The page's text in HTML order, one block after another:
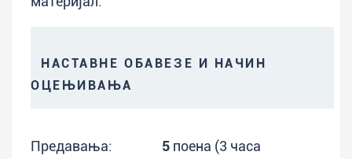
НАСТАВНЕ ОБАВЕЗЕ И НАЧИН
ОЦЕЊИВАЊА
Предавања: 5 поена (3 часа